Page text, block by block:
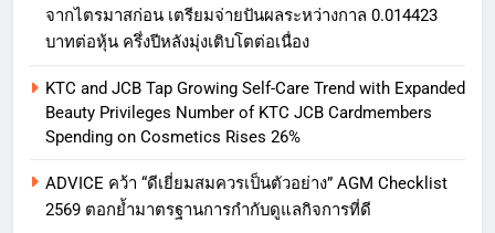
จากไตรมาสก่อน เตรียมจ่ายปันผลระหว่างกาล 0.014423
บาทต่อหุ้น ครึ่งปีหลังมุ่งเติบโตต่อเนื่อง
KTC and JCB Tap Growing Self-Care Trend with Expanded
Beauty Privileges Number of KTC JCB Cardmembers
Spending on Cosmetics Rises 26%
ADVICE คว้า “ดีเยี่ยมสมควรเป็นตัวอย่าง” AGM Checklist
2569 ตอกย้ำมาตรฐานการกำกับดูแลกิจการที่ดี